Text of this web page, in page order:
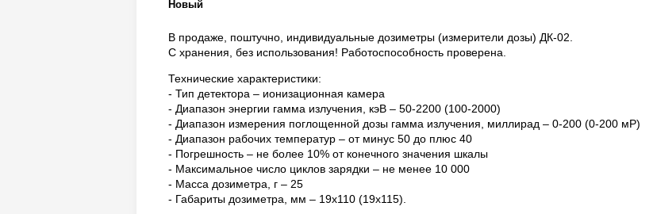
Новый
В продаже, поштучно, индивидуальные дозиметры (измерители дозы) ДК-02.
С хранения, без использования! Работоспособность проверена.
Технические характеристики:
- Тип детектора – ионизационная камера
- Диапазон энергии гамма излучения, кэВ – 50-2200 (100-2000)
- Диапазон измерения поглощенной дозы гамма излучения, миллирад – 0-200 (0-200 мР)
- Диапазон рабочих температур – от минус 50 до плюс 40
- Погрешность – не более 10% от конечного значения шкалы
- Максимальное число циклов зарядки – не менее 10 000
- Масса дозиметра, г – 25
- Габариты дозиметра, мм – 19х110 (19х115).